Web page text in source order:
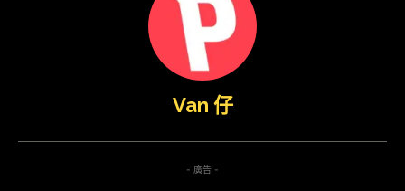
Van 仔
- 廣告 -